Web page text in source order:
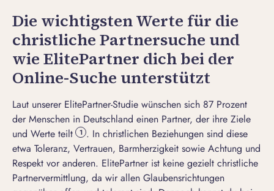
Die wichtigsten Werte für die
christliche Partnersuche und
wie ElitePartner dich bei der
Online-Suche unterstützt
Laut unserer ElitePartner-Studie wünschen sich 87 Prozent
der Menschen in Deutschland einen Partner, der ihre Ziele
und Werte teilt
1 . In christlichen Beziehungen sind diese
etwa Toleranz, Vertrauen, Barmherzigkeit sowie Achtung und
Respekt vor anderen. ElitePartner ist keine gezielt christliche
Partnervermittlung, da wir allen Glaubensrichtungen